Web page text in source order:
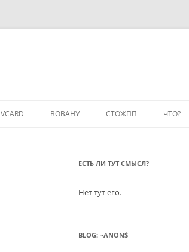
VCARD ВОВАНУ СТОЖПП ЧТО?
ЕСТЬ ЛИ ТУТ СМЫСЛ?
Нет тут его.
BLOG: ~ANON$